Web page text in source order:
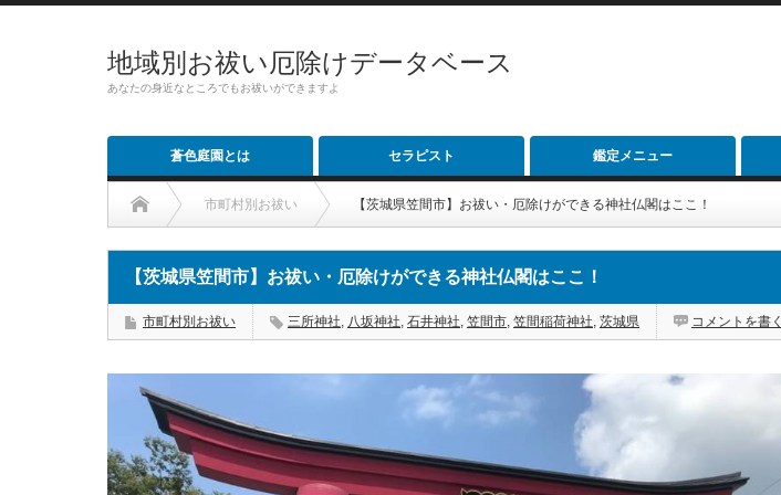
地域別お祓い厄除けデータベース
あなたの身近なところでもお祓いができますよ
蒼色庭園とは セラピスト 鑑定メニュー
市町村別お祓い 【茨城県笠間市】お祓い・厄除けができる神社仏閣はここ！
【茨城県笠間市】お祓い・厄除けができる神社仏閣はここ！
市町村別お祓い 三所神社, 八坂神社, 石井神社, 笠間市, 笠間稲荷神社, 茨城県 コメントを書く